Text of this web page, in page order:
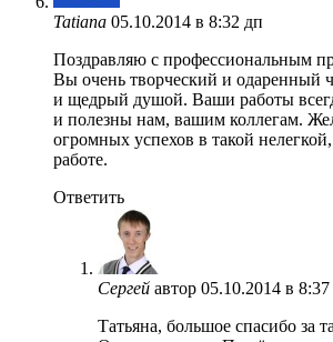
Tatiana 05.10.2014 в 8:32 дп
Поздравляю с профессиональным
Вы очень творческий и одаренный
и щедрый душой. Ваши работы
и полезны нам, вашим коллегам.
огромных успехов в такой
работе.
Ответить
Сергей автор 05.10.2014 в 8:37
Татьяна, большое спасибо за